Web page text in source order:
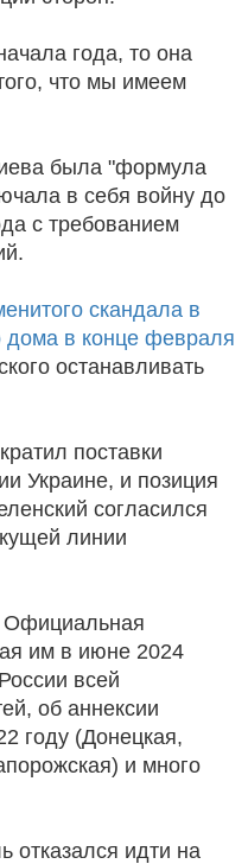
года, то она
что мы имеем
была "формула
в себя войну до
с требованием
скандала в
дома в конце февраля
останавливать
поставки
Украине, и позиция
согласился
линии
Официальная
им в июне 2024
всей
об аннексии
году (Донецкая,
и много
отказался идти на